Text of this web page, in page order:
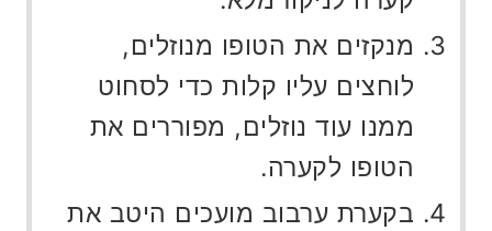
מנקזים את הטופו מנוזלים,
לוחצים עליו קלות כדי לסחוט
ממנו עוד נוזלים, מפוררים את
הטופו לקערה.
בקערת ערבוב מועכים היטב את